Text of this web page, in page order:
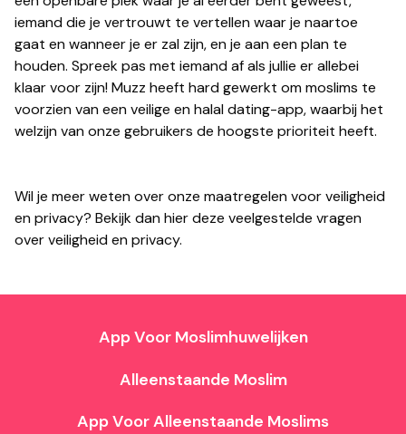
iemand die je vertrouwt te vertellen waar je naartoe
gaat en wanneer je er zal zijn, en je aan een plan te
houden. Spreek pas met iemand af als jullie er allebei
klaar voor zijn! Muzz heeft hard gewerkt om moslims te
voorzien van een veilige en halal dating-app, waarbij het
welzijn van onze gebruikers de hoogste prioriteit heeft.
Wil je meer weten over onze maatregelen voor veiligheid
en privacy? Bekijk dan hier deze veelgestelde vragen
over veiligheid en privacy.
App Voor Moslimhuwelijken
Alleenstaande Moslim
App Voor Alleenstaande Moslims